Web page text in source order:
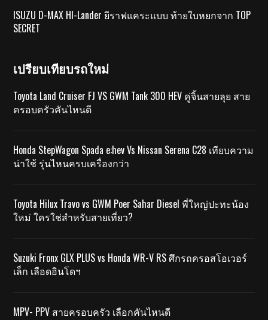
ISUZU D-MAX HI-Lander ยีราฟแคระแบบ ท้ายใบหยกจาก TOP
SECRET
เปรียบเทียบรถใหม่
Toyota Land Cruiser FJ VS GWM Tank 300 HEV คู่จิ้นสายลุย สาย
ครอบครัวคันไหนดี
Honda StepWagon Spada e:hev Vs Nissan Serena C28 เทียบความ
น่าใช้ รุ่นไหนครบเครื่องกว่า
Toyota Hilux Travo vs GWM Poer Sahar Diesel พี่ใหญ่ปะทะน้อง
ใหม่ ใครใช่สำหรับสายเที่ยว?
Suzuki Fronx GLX PLUS vs Honda WR-V RS ศึกรถครอสโอเวอร์
เล็ก เลือดอินโดฯ
MPV- PPV สายครอบครัว เลือกคันไหนดี